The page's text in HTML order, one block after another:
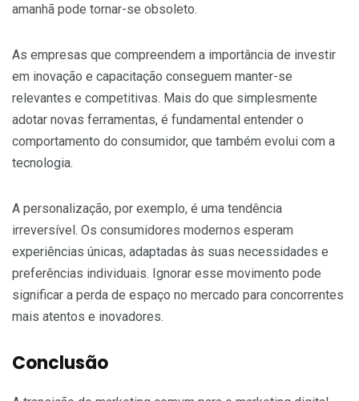
amanhã pode tornar-se obsoleto.
As empresas que compreendem a importância de investir
em inovação e capacitação conseguem manter-se
relevantes e competitivas. Mais do que simplesmente
adotar novas ferramentas, é fundamental entender o
comportamento do consumidor, que também evolui com a
tecnologia.
A personalização, por exemplo, é uma tendência
irreversível. Os consumidores modernos esperam
experiências únicas, adaptadas às suas necessidades e
preferências individuais. Ignorar esse movimento pode
significar a perda de espaço no mercado para concorrentes
mais atentos e inovadores.
Conclusão